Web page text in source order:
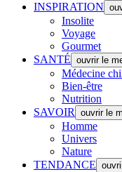
INSPIRATION
Insolite
Voyage
Gourmet
SANTÉ ouvrir le
Médecine
Bien-être
Nutrition
SAVOIR
ouvrir le
Homme
Univers
Nature
TENDANCE